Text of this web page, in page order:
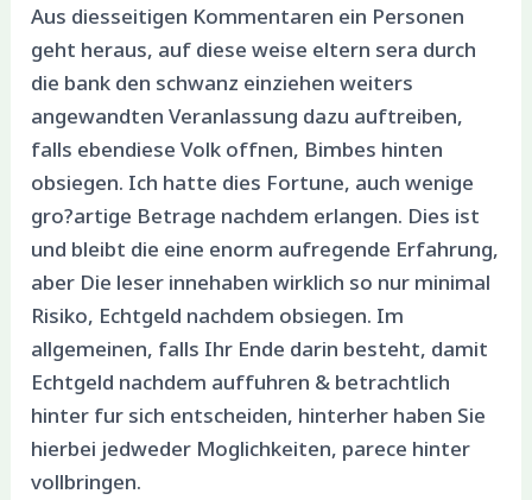
Aus diesseitigen Kommentaren ein Personen
geht heraus, auf diese weise eltern sera durch
die bank den schwanz einziehen weiters
angewandten Veranlassung dazu auftreiben,
falls ebendiese Volk offnen, Bimbes hinten
obsiegen. Ich hatte dies Fortune, auch wenige
gro?artige Betrage nachdem erlangen. Dies ist
und bleibt die eine enorm aufregende Erfahrung,
aber Die leser innehaben wirklich so nur minimal
Risiko, Echtgeld nachdem obsiegen. Im
allgemeinen, falls Ihr Ende darin besteht, damit
Echtgeld nachdem auffuhren & betrachtlich
hinter fur sich entscheiden, hinterher haben Sie
hierbei jedweder Moglichkeiten, parece hinter
vollbringen.